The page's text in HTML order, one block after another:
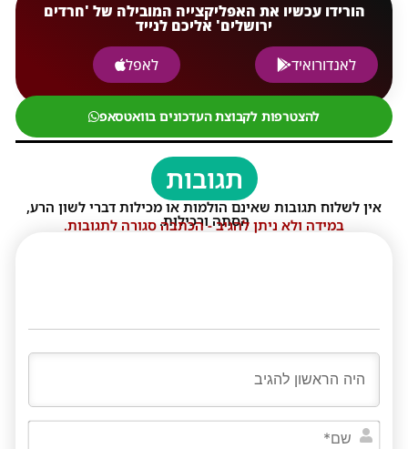
הורידו עכשיו את האפליקצייה המובילה של 'חרדים
ירושלים' אליכם לנייד
לאנדורואיד
לאפל
להצטרפות לקבוצת העדכונים בוואטסאפ
תגובות
אין לשלוח תגובות שאינם הולמות או מכילות דברי לשון הרע,
הסתה ורכילות.
במידה ולא ניתן להגיב - הכתבה סגורה לתגובות.